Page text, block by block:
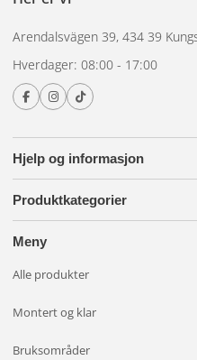
Hjelp og informasjon
Produktkategorier
Meny
Alle produkter
Montert og klar
Bruksområder
Arendalsvägen 39, 434 39
Hverdager: 08:00 - 17:00